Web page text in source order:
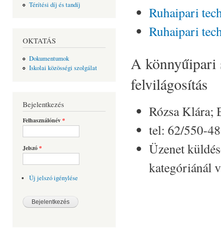
Térítési díj és tandíj
OKTATÁS
Dokumentumok
Iskolai közösségi szolgálat
Bejelentkezés
Felhasználónév*
Jelszó*
Új jelszó igénylése
Ruhaipari
Ruhaipari
A könnyűipari
felvilágosítás
Rózsa Klára;
tel: 62/550-
Üzenet
kategóriánál